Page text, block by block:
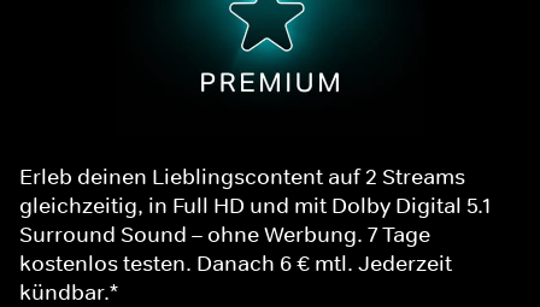
Erleb deinen Lieblingscontent auf 2 Streams
gleichzeitig, in Full HD und mit Dolby Digital 5.1
Surround Sound – ohne Werbung. 7 Tage
kostenlos testen. Danach 6 € mtl. Jederzeit
kündbar.*